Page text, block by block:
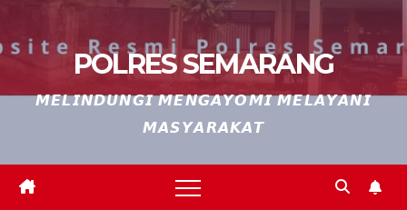
POLRES SEMARANG
𝙈𝙀𝙇𝙄𝙉𝘿𝙐𝙉𝙂𝙄 𝙈𝙀𝙉𝙂𝘼𝙔𝙊𝙈𝙄 𝙈𝙀𝙇𝘼𝙔𝘼𝙉𝙄
𝙈𝘼𝙎𝙔𝘼𝙍𝘼𝙆𝘼𝙏